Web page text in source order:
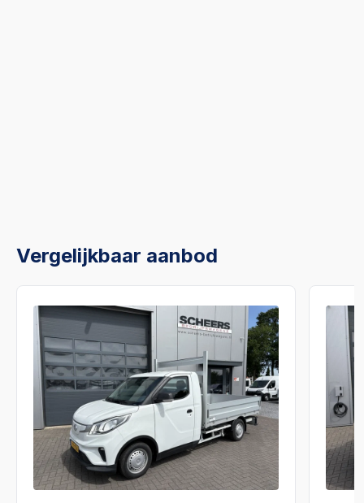
Vergelijkbaar aanbod